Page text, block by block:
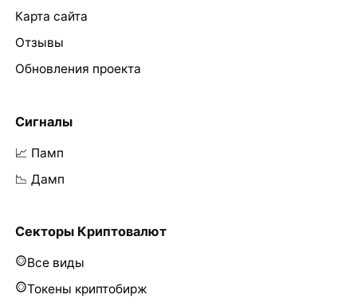
Карта сайта
Отзывы
Обновления проекта
Сигналы
📈 Памп
📉 Дамп
Секторы Криптовалют
Все виды
Токены криптобирж